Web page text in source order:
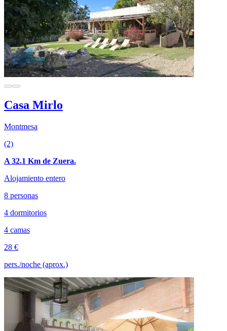
Casa Mirlo
Montmesa
(2)
A 32.1 Km de Zuera.
Alojamiento entero
8 personas
4 dormitorios
4 camas
28 €
pers./noche (aprox.)